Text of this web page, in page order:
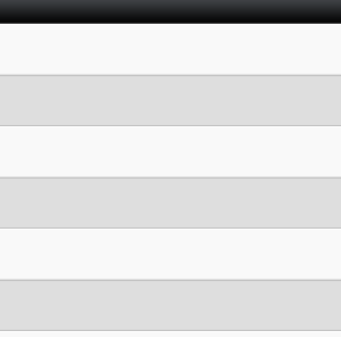
Rata-rata